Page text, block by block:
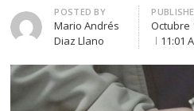
Author
POSTED BY
Mario Andrés
Diaz Llano
Octubre
11:01